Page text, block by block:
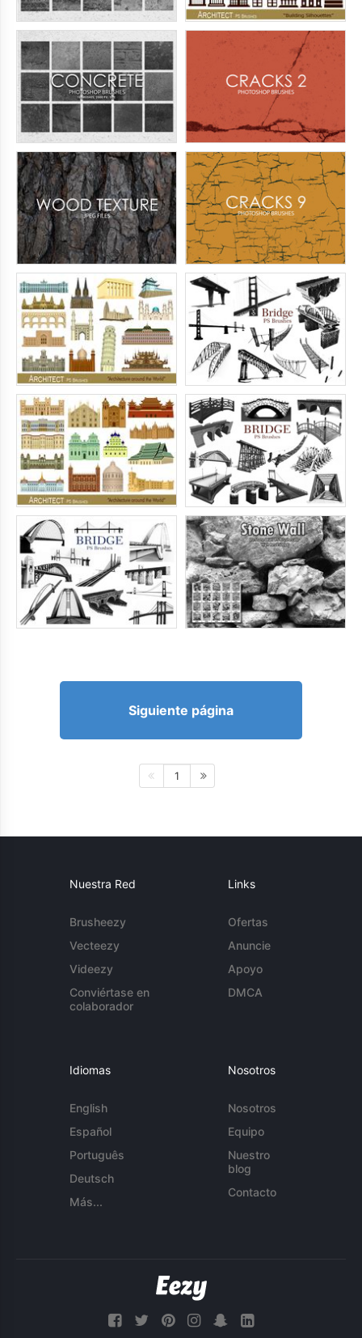
Siguiente página
1
Nuestra Red
Brusheezy
Vecteezy
Videezy
Conviértase en
colaborador
Links
Ofertas
Anuncie
Apoyo
DMCA
Idiomas
English
Español
Português
Deutsch
Más...
Nosotros
Nosotros
Equipo
Nuestro
blog
Contacto